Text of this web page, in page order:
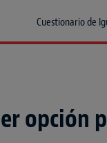
Cuestionario de
opción